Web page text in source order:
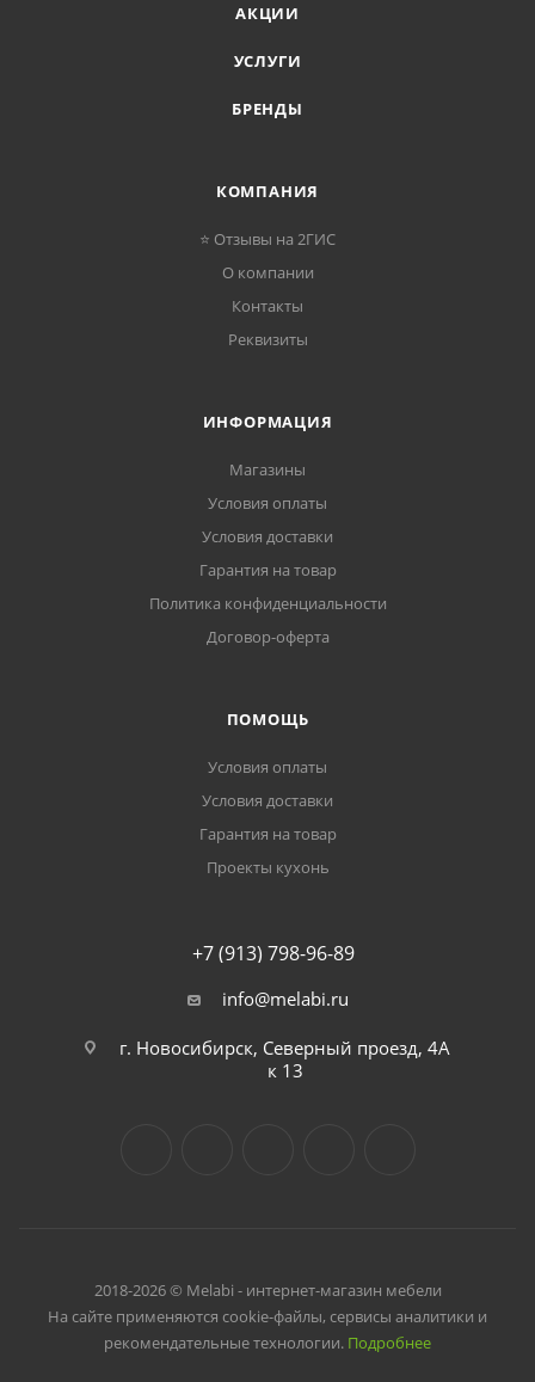
АКЦИИ
УСЛУГИ
БРЕНДЫ
КОМПАНИЯ
⭐ Отзывы на 2ГИС
О компании
Контакты
Реквизиты
ИНФОРМАЦИЯ
Магазины
Условия оплаты
Условия доставки
Гарантия на товар
Политика конфиденциальности
Договор-оферта
ПОМОЩЬ
Условия оплаты
Условия доставки
Гарантия на товар
Проекты кухонь
+7 (913) 798-96-89
info@melabi.ru
г. Новосибирск, Северный проезд, 4А
к 13
2018-2026 © Melabi - интернет-магазин мебели
На сайте применяются cookie-файлы, сервисы аналитики и
рекомендательные технологии. Подробнее